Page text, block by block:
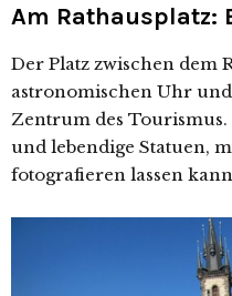
Am Rathausplatz:
Der Platz zwischen dem
astronomischen Uhr
Zentrum des
und lebendige Statuen,
fotografieren lassen